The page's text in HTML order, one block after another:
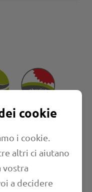
cookie
i cookie.
altri ci aiutano
vostra
a decidere